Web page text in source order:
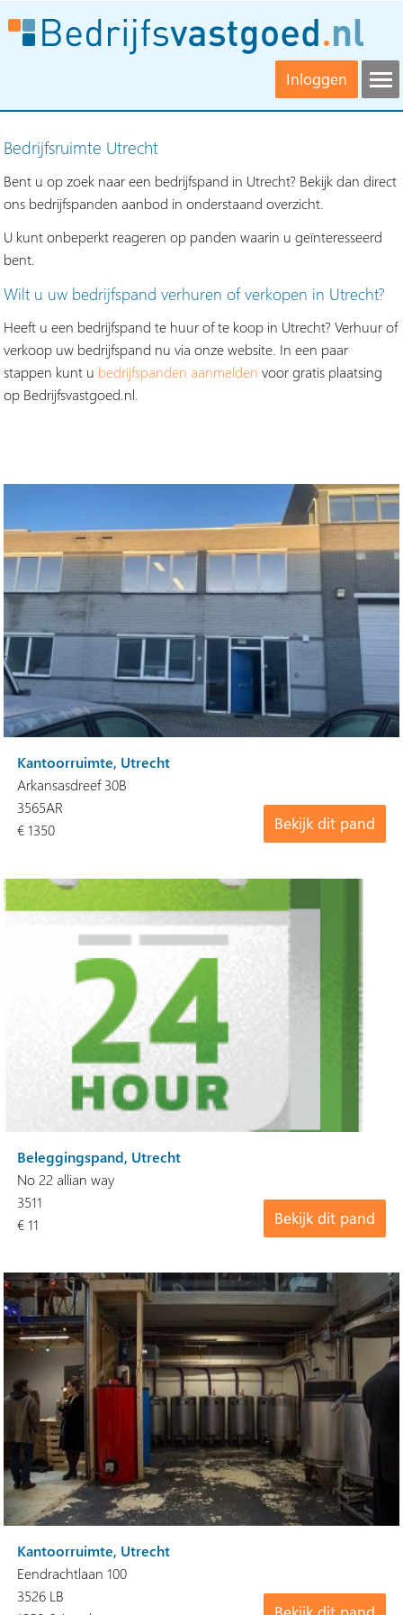
Inloggen
Bedrijfsruimte Utrecht
Bent u op zoek naar een bedrijfspand in Utrecht? Bekijk dan direct
ons bedrijfspanden aanbod in onderstaand overzicht.
U kunt onbeperkt reageren op panden waarin u geïnteresseerd
bent.
Wilt u uw bedrijfspand verhuren of verkopen in Utrecht?
Heeft u een bedrijfspand te huur of te koop in Utrecht? Verhuur of
verkoop uw bedrijfspand nu via onze website. In een paar
stappen kunt u bedrijfspanden aanmelden voor gratis plaatsing
op Bedrijfsvastgoed.nl.
Kantoorruimte, Utrecht
Arkansasdreef 30B
Bekijk dit pand
3565AR
€ 1350
Beleggingspand, Utrecht
No 22 allian way
Bekijk dit pand
3511
€ 11
Kantoorruimte, Utrecht
Eendrachtlaan 100
3526 LB